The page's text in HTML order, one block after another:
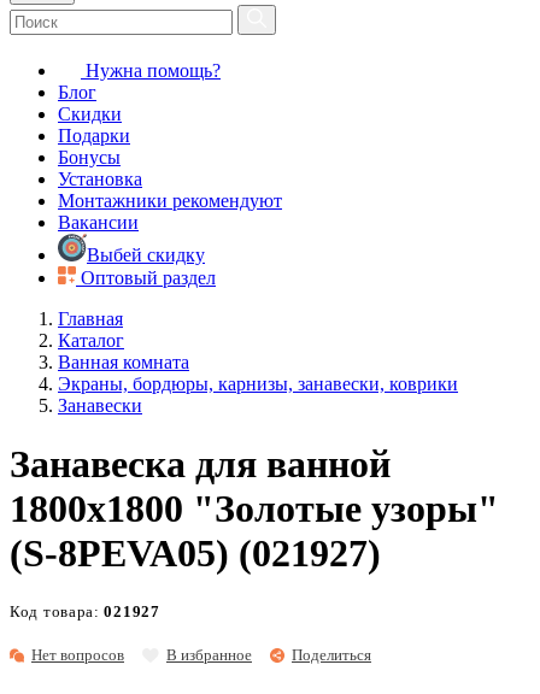
Нужна помощь?
Блог
Скидки
Подарки
Бонусы
Установка
Монтажники рекомендуют
Вакансии
Выбей скидку
Оптовый раздел
Главная
Каталог
Ванная комната
Экраны, бордюры, карнизы, занавески, коврики
Занавески
Занавеска для ванной
1800х1800 "Золотые узоры"
(S-8PEVA05) (021927)
Нет вопросов В избранное Поделиться
Код товара:021927